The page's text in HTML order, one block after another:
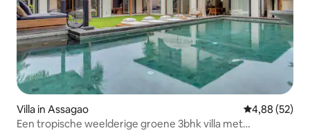
Villa in Assagao Gemiddelde
4,88 (52)
Een tropische weelderige groene 3bhk villa met